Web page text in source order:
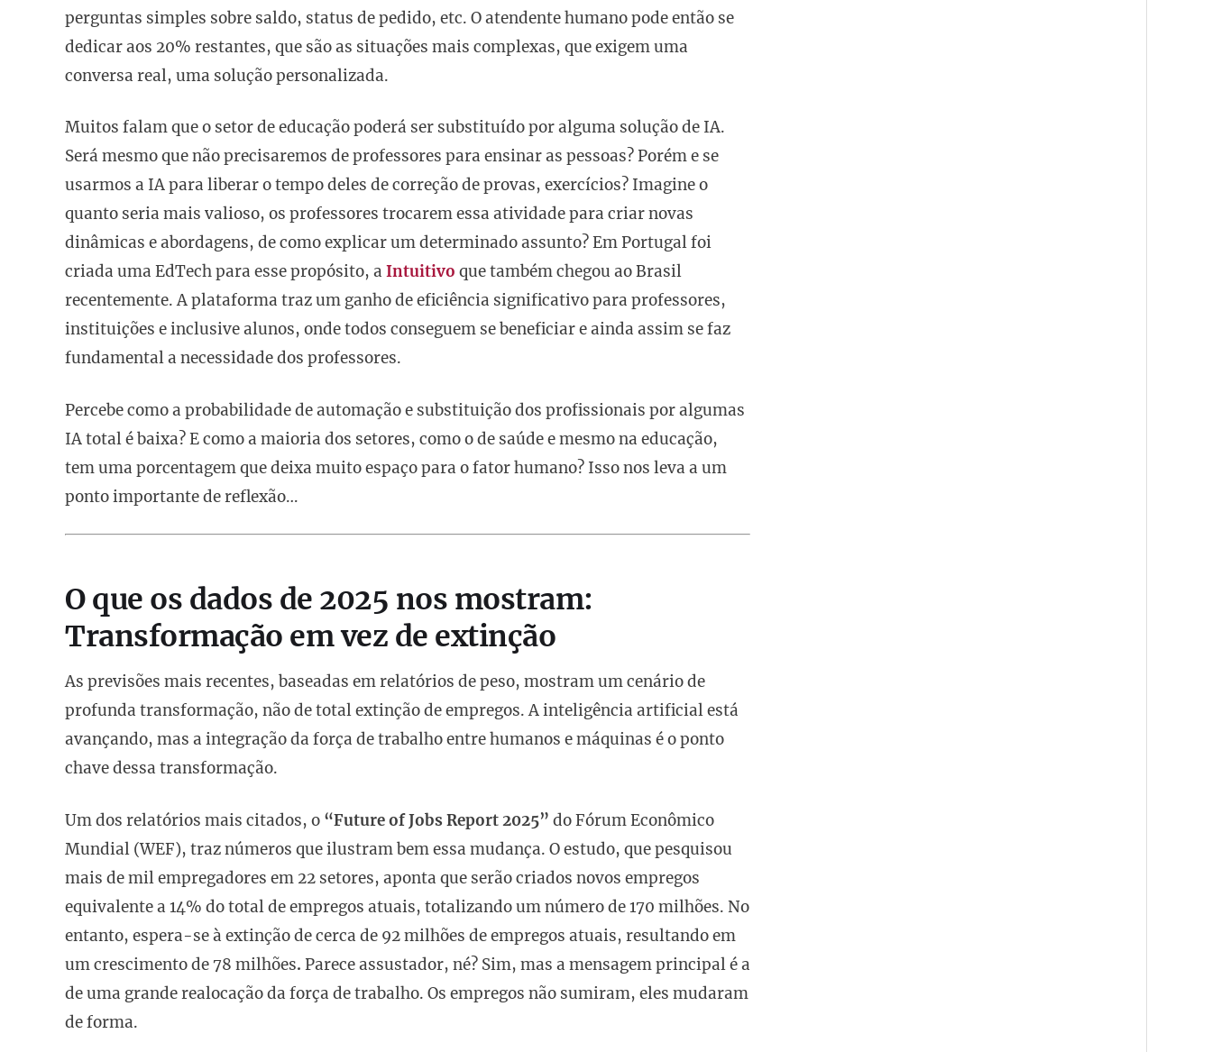
perguntas simples sobre saldo, status de pedido, etc. O atendente humano pode então se
dedicar aos 20% restantes, que são as situações mais complexas, que exigem uma
conversa real, uma solução personalizada.
Muitos falam que o setor de educação poderá ser substituído por alguma solução de IA.
Será mesmo que não precisaremos de professores para ensinar as pessoas? Porém e se
usarmos a IA para liberar o tempo deles de correção de provas, exercícios? Imagine o
quanto seria mais valioso, os professores trocarem essa atividade para criar novas
dinâmicas e abordagens, de como explicar um determinado assunto? Em Portugal foi
criada uma EdTech para esse propósito, a Intuitivo que também chegou ao Brasil
recentemente. A plataforma traz um ganho de eficiência significativo para professores,
instituições e inclusive alunos, onde todos conseguem se beneficiar e ainda assim se faz
fundamental a necessidade dos professores.
Percebe como a probabilidade de automação e substituição dos profissionais por algumas
IA total é baixa? E como a maioria dos setores, como o de saúde e mesmo na educação,
tem uma porcentagem que deixa muito espaço para o fator humano? Isso nos leva a um
ponto importante de reflexão…
O que os dados de 2025 nos mostram:
Transformação em vez de extinção
As previsões mais recentes, baseadas em relatórios de peso, mostram um cenário de
profunda transformação, não de total extinção de empregos. A inteligência artificial está
avançando, mas a integração da força de trabalho entre humanos e máquinas é o ponto
chave dessa transformação.
Um dos relatórios mais citados, o “Future of Jobs Report 2025” do Fórum Econômico
Mundial (WEF), traz números que ilustram bem essa mudança. O estudo, que pesquisou
mais de mil empregadores em 22 setores, aponta que serão criados novos empregos
equivalente a 14% do total de empregos atuais, totalizando um número de 170 milhões. No
entanto, espera-se à extinção de cerca de 92 milhões de empregos atuais, resultando em
um crescimento de 78 milhões. Parece assustador, né? Sim, mas a mensagem principal é a
de uma grande realocação da força de trabalho. Os empregos não sumiram, eles mudaram
de forma.